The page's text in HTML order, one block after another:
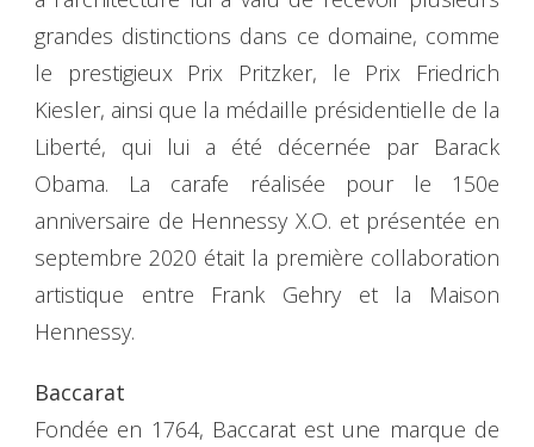
grandes distinctions dans ce domaine, comme
le prestigieux Prix Pritzker, le Prix Friedrich
Kiesler, ainsi que la médaille présidentielle de la
Liberté, qui lui a été décernée par Barack
Obama. La carafe réalisée pour le 150e
anniversaire de Hennessy X.O. et présentée en
septembre 2020 était la première collaboration
artistique entre Frank Gehry et la Maison
Hennessy.
Baccarat
Fondée en 1764, Baccarat est une marque de